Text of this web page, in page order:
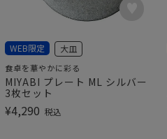
WEB限定 大皿
食卓を華やかに彩る
MIYABI プレート ML シルバー
3枚セット
¥4,290 税込